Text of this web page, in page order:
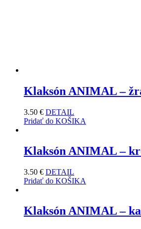
Klaksón ANIMAL –
3.50 € DETAIL
Pridať do KOŠIKA
Klaksón ANIMAL –
3.50 € DETAIL
Pridať do KOŠIKA
Klaksón ANIMAL –